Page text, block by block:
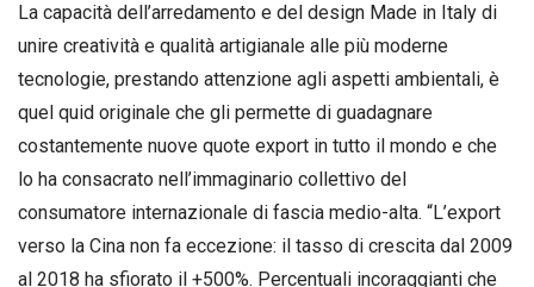
La capacità dell’arredamento e del design Made in Italy di
unire creatività e qualità artigianale alle più moderne
tecnologie, prestando attenzione agli aspetti ambientali, è
quel quid originale che gli permette di guadagnare
costantemente nuove quote export in tutto il mondo e che
lo ha consacrato nell’immaginario collettivo del
consumatore internazionale di fascia medio-alta. “L’export
verso la Cina non fa eccezione: il tasso di crescita dal 2009
al 2018 ha sfiorato il +500%. Percentuali incoraggianti che